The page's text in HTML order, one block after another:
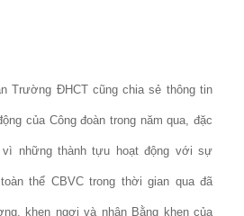
Trường ĐHCT cũng chia sẻ thông tin
của Công đoàn trong năm qua, đặc
những thành tựu hoạt động với sự
thể CBVC trong thời gian qua đã
khen ngợi và nhận Bằng khen của